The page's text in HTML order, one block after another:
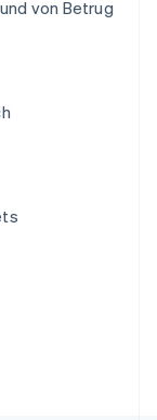
von Betrug